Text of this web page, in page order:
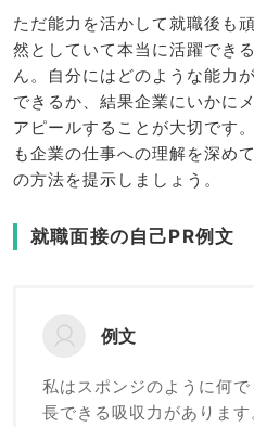
ただ能力を活かして就職後も
然としていて本当に活躍でき
ん。自分にはどのような能力
できるか、結果企業にいかに
アピールすることが大切です
も企業の仕事への理解を深め
の方法を提示しましょう。
就職面接の自己PR例文
例文
私はスポンジのように何
長できる吸収力がありま